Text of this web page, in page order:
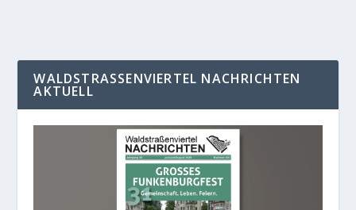
WALDSTRASSENVIERTEL NACHRICHTEN A
KTUELL